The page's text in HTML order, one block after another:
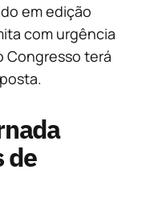
em edição
com urgência
Congresso terá
de